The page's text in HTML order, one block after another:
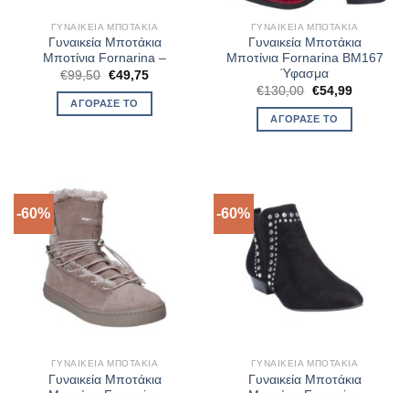
ΓΥΝΑΙΚΕΊΑ ΜΠΟΤΆΚΙΑ
Γυναικεία Μποτάκια
Μποτίνια Fornarina –
€99,50 Original
price
was:
€99,50.
€49,75Η
τιμή
ΑΓΌΡΑΣΈ ΤΟ
ΓΥΝΑΙΚΕΊΑ ΜΠΟΤΆΚΙΑ
Γυναικεία Μποτάκια
Μποτίνια Fornarina BM167
Ύφασμα
€130,00 Original
price
was:
€130,00.
€54,99Η
ΑΓΌΡΑΣΈ ΤΟ
-60%
ΓΥΝΑΙΚΕΊΑ ΜΠΟΤΆΚΙΑ
Γυναικεία Μποτάκια
-60%
ΓΥΝΑΙΚΕΊΑ ΜΠΟΤΆΚΙΑ
Γυναικεία Μποτάκια